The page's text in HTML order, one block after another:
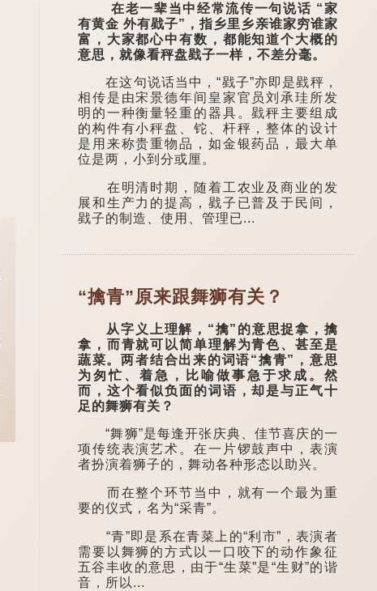
在老一辈当中经常流传一句说话 “家
有黄金 外有戥子”，指乡里乡亲谁家穷谁家
富，大家都心中有数，都能知道个大概的
意思，就像看秤盘戥子一样，不差分毫。
在这句说话当中，“戥子”亦即是戥秤，
相传是由宋景德年间皇家官员刘承珪所发
明的一种衡量轻重的器具。戥秤主要组成
的构件有小秤盘、铊、杆秤，整体的设计
是用来称贵重物品，如金银药品，最大单
位是两，小到分或厘。
在明清时期，随着工农业及商业的发
展和生产力的提高，戥子已普及于民间，
戥子的制造、使用、管理已...
“擒青”原来跟舞狮有关？
从字义上理解，“擒”的意思捉拿，擒
拿，而青就可以简单理解为青色、甚至是
蔬菜。两者结合出来的词语“擒青”，意思
为匆忙、着急，比喻做事急于求成。然
而，这个看似负面的词语，却是与正气十
足的舞狮有关？
“舞狮”是每逢开张庆典、佳节喜庆的一
项传统表演艺术。在一片锣鼓声中，表演
者扮演着狮子的，舞动各种形态以助兴。
而在整个环节当中，就有一个最为重
要的仪式，名为“采青”。
“青”即是系在青菜上的“利市”，表演者
需要以舞狮的方式以一口咬下的动作象征
五谷丰收的意思，由于“生菜”是“生财”的谐
音，所以...